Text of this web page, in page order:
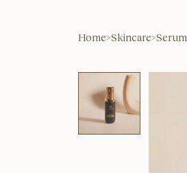
Home>Skincare>Serum